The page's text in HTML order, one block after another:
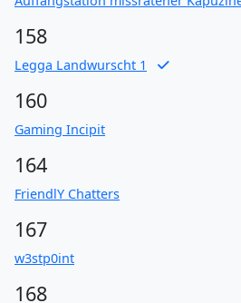
158
Legga Landwurscht 1
160
Gaming Incipit
164
FriendlY Chatters
167
w3stp0int
168